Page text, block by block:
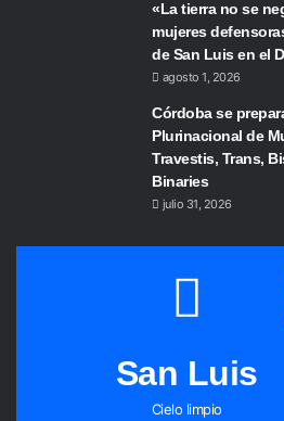
«La tierra no se
mujeres
de San Luis en el
agosto 1, 2026
Córdoba se
Plurinacional de
Travestis, Trans,
Binaries
julio 31, 2026
San Luis
Cielo limpio